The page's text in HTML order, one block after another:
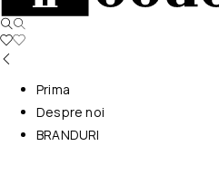
Prima
Despre noi
BRANDURI